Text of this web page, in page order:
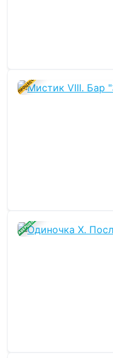
В ПРОЦЕССЕ
ЗАВЕРШЕНА